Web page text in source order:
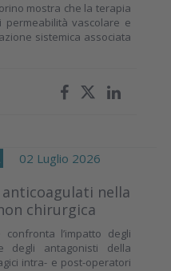
mostra che la terapia
vascolare e
sistemica associata
02 Luglio 2026
nella
chirurgica
l’impatto degli
degli antagonisti della
intra- e post-operatori